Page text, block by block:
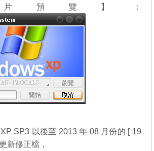
預覽】：
SP3 以後至 2013 年 08 月份的 [ 19
新修正檔，